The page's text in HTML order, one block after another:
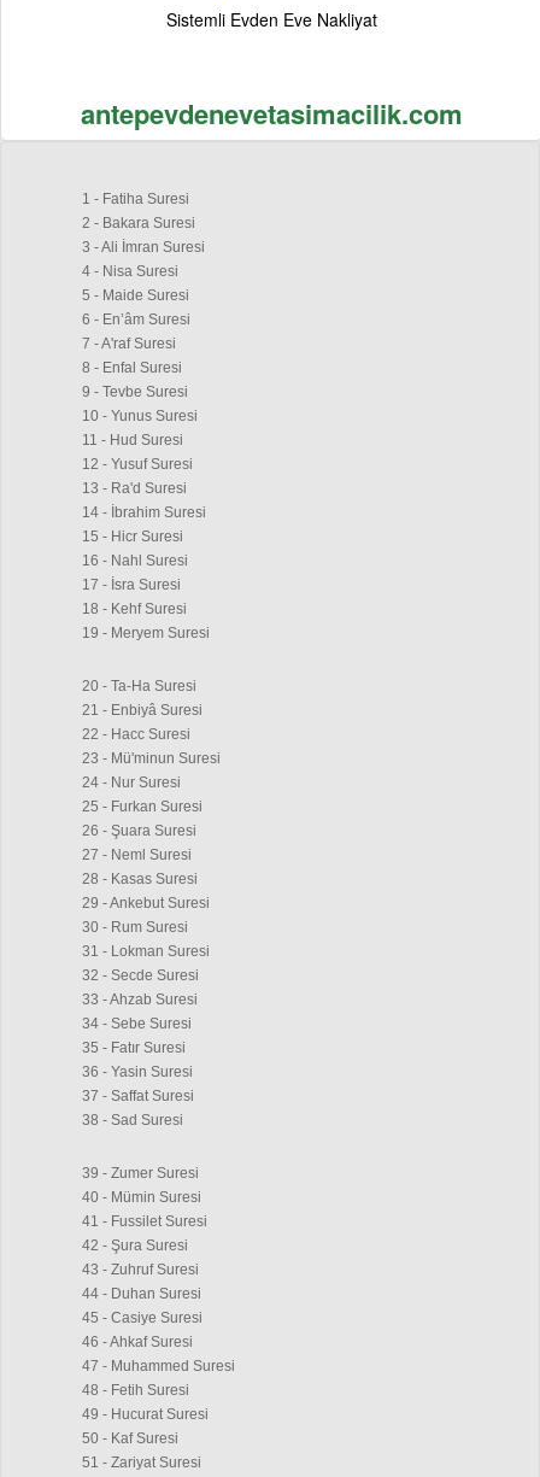
Sistemli Evden Eve Nakliyat
antepevdenevetasimacilik.com
1 - Fatiha Suresi
2 - Bakara Suresi
3 - Ali İmran Suresi
4 - Nisa Suresi
5 - Maide Suresi
6 - En’âm Suresi
7 - A'raf Suresi
8 - Enfal Suresi
9 - Tevbe Suresi
10 - Yunus Suresi
11 - Hud Suresi
12 - Yusuf Suresi
13 - Ra'd Suresi
14 - İbrahim Suresi
15 - Hicr Suresi
16 - Nahl Suresi
17 - İsra Suresi
18 - Kehf Suresi
19 - Meryem Suresi
20 - Ta-Ha Suresi
21 - Enbiyâ Suresi
22 - Hacc Suresi
23 - Mü'minun Suresi
24 - Nur Suresi
25 - Furkan Suresi
26 - Şuara Suresi
27 - Neml Suresi
28 - Kasas Suresi
29 - Ankebut Suresi
30 - Rum Suresi
31 - Lokman Suresi
32 - Secde Suresi
33 - Ahzab Suresi
34 - Sebe Suresi
35 - Fatır Suresi
36 - Yasin Suresi
37 - Saffat Suresi
38 - Sad Suresi
39 - Zumer Suresi
40 - Mümin Suresi
41 - Fussilet Suresi
42 - Şura Suresi
43 - Zuhruf Suresi
44 - Duhan Suresi
45 - Casiye Suresi
46 - Ahkaf Suresi
47 - Muhammed Suresi
48 - Fetih Suresi
49 - Hucurat Suresi
50 - Kaf Suresi
51 - Zariyat Suresi